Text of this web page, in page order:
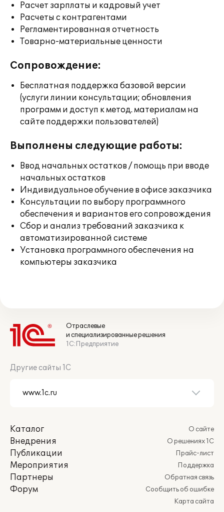
Расчет зарплаты и кадровый учет
Расчеты с контрагентами
Регламентированная отчетность
Товарно-материальные ценности
Сопровождение:
Бесплатная поддержка базовой версии
(услуги линии консультации; обновления
программ и доступ к метод. материалам на
сайте поддержки пользователей)
Выполнены следующие работы:
Ввод начальных остатков / помощь при вводе
начальных остатков
Индивидуальное обучение в офисе заказчика
Консультации по выбору программного
обеспечения и вариантов его сопровождения
Сбор и анализ требований заказчика к
автоматизированной системе
Установка программного обеспечения на
компьютеры заказчика
Отраслевые
и специализированные решения
1С:Предприятие
Другие сайты 1С
Каталог
Внедрения
Публикации
Мероприятия
Партнеры
Форум
О сайте
О решениях 1С
Прайс-лист
Поддержка
Обратная связь
Сообщить об ошибке
Карта сайта